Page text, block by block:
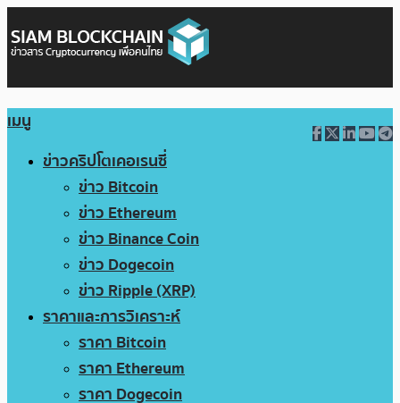
เมนู
ข่าวคริปโตเคอเรนซี่
ข่าว Bitcoin
ข่าว Ethereum
ข่าว Binance Coin
ข่าว Dogecoin
ข่าว Ripple (XRP)
ราคาและการวิเคราะห์
ราคา Bitcoin
ราคา Ethereum
ราคา Dogecoin